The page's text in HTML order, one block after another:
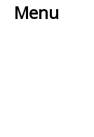
Menu